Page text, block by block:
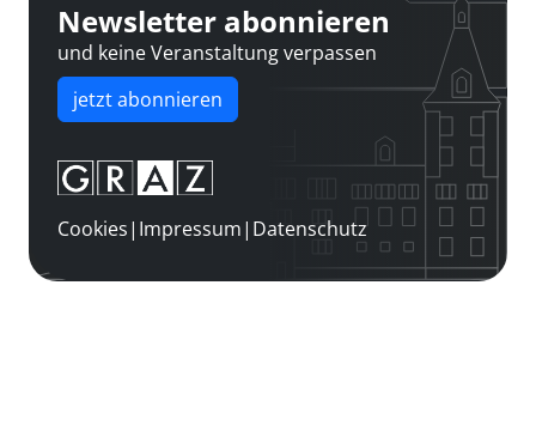
Newsletter abonnieren
und keine Veranstaltung verpassen
jetzt abonnieren
Cookies| Impressum| Datenschutz